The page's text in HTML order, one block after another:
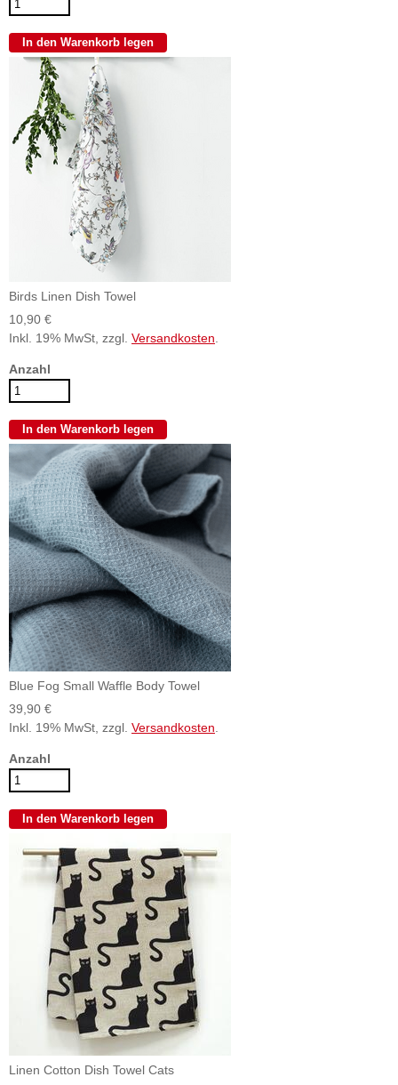
Birds Linen Dish Towel
10,90 €
Inkl. 19% MwSt, zzgl. Versandkosten
Anzahl
Blue Fog Small Waffle Body Towel
39,90 €
Inkl. 19% MwSt, zzgl. Versandkosten
Anzahl
Linen Cotton Dish Towel Cats